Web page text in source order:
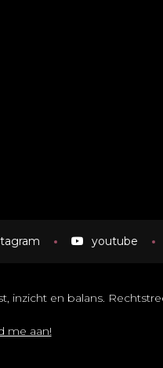
youtube
inzicht en balans.
me aan!